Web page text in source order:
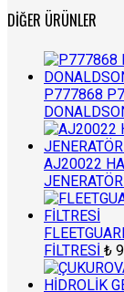
DIĞER ÜRÜNLER
P777868
AJ20022
FİLTRESİ ₺